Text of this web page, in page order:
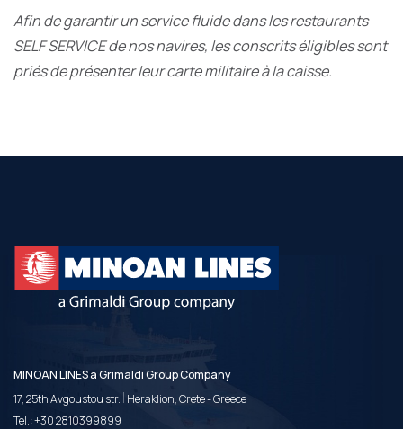
Afin de garantir un service fluide dans les restaurants
SELF SERVICE de nos navires, les conscrits éligibles sont
priés de présenter leur carte militaire à la caisse.
MINOAN LINES a Grimaldi Group Company
17, 25th Avgoustou str. | Heraklion, Crete - Greece
Tel.:+30 2810399899